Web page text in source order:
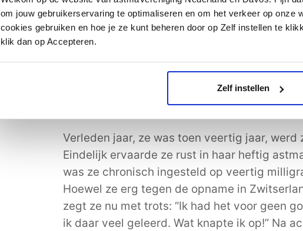
om jouw gebruikerservaring te optimaliseren en om het verkeer op onze
cookies gebruiken en hoe je ze kunt beheren door op Zelf instellen te
klik dan op Accepteren.
Zelf instellen
Ze zegt het zelf “ik ben een vechter” en dat
met haar ernstig (allergisch) astma omgaat.
diagnose astma gesteld (en kreeg ze de
geen goede start. Haar astma was (wellicht
werd steeds moeilijker te behandelen.
Verleden jaar, ze was toen veertig jaar, werd
Eindelijk ervaarde ze rust in haar heftig
was ze chronisch ingesteld op veertig
Hoewel ze erg tegen de opname in
zegt ze nu met trots: “Ik had het voor geen
ik daar veel geleerd. Wat knapte ik op!” Na